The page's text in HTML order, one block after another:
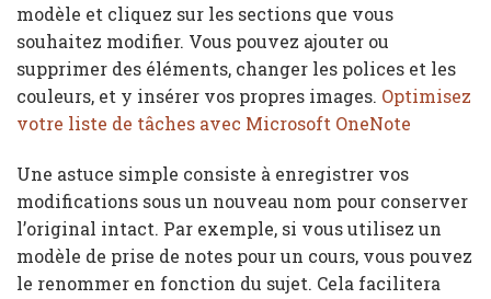
modèle et cliquez sur les sections que vous
souhaitez modifier. Vous pouvez ajouter ou
supprimer des éléments, changer les polices et les
couleurs, et y insérer vos propres images. Optimisez
votre liste de tâches avec Microsoft OneNote
Une astuce simple consiste à enregistrer vos
modifications sous un nouveau nom pour conserver
l’original intact. Par exemple, si vous utilisez un
modèle de prise de notes pour un cours, vous pouvez
le renommer en fonction du sujet. Cela facilitera